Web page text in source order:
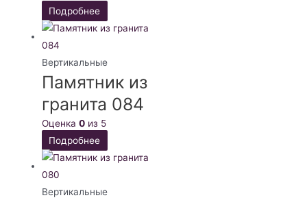
Подробнее
Вертикальные
Памятник из
гранита 084
Оценка0 из 5
Подробнее
Вертикальные